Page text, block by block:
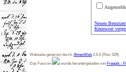
Neuen
Kennwort
Webseite generiert durch: AhnenWeb 2.6.5 (Rev. 529)
Das Favicon
wurde heruntergeladen von Freepik -